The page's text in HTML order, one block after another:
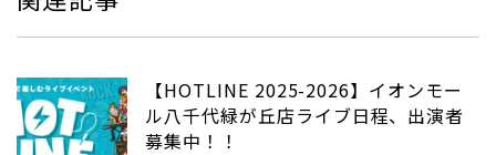
【HOTLINE 2025-2026】イオンモー
ル八千代緑が丘店ライブ日程、出演者
募集中！！